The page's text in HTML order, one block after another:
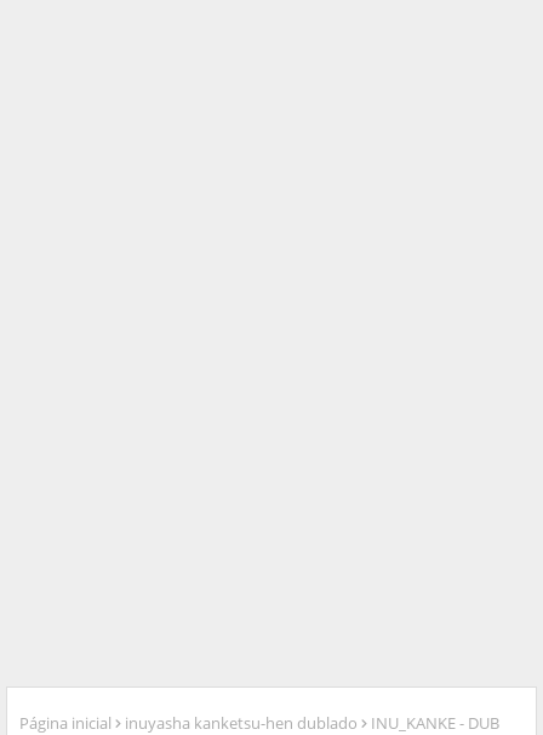
Página inicial inuyasha kanketsu-hen dublado INU_KANKE - DUB